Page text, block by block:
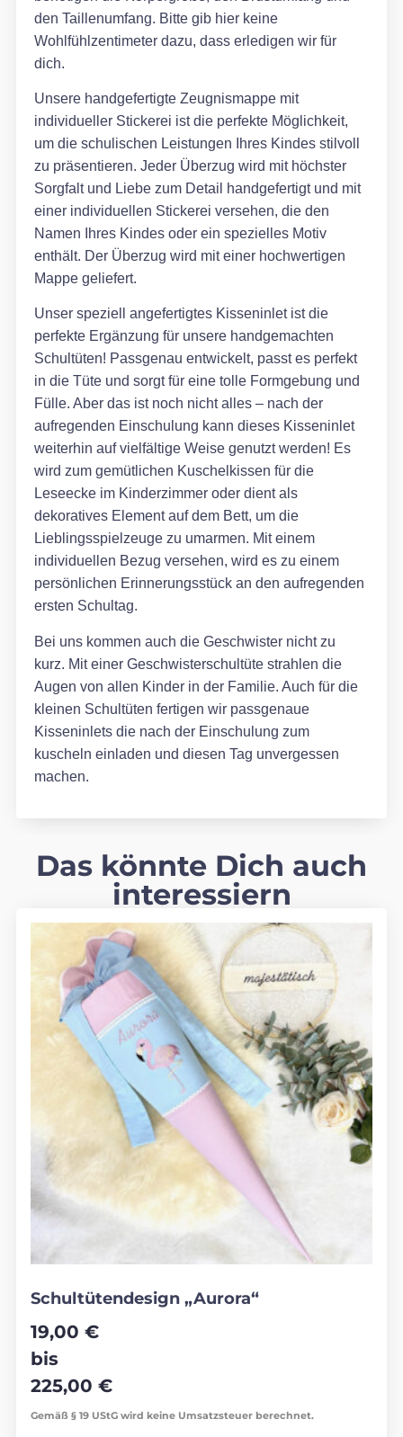
den Taillenumfang. Bitte gib hier keine
Wohlfühlzentimeter dazu, dass erledigen wir für
dich.
Unsere handgefertigte Zeugnismappe mit
individueller Stickerei ist die perfekte Möglichkeit,
um die schulischen Leistungen Ihres Kindes stilvoll
zu präsentieren. Jeder Überzug wird mit höchster
Sorgfalt und Liebe zum Detail handgefertigt und mit
einer individuellen Stickerei versehen, die den
Namen Ihres Kindes oder ein spezielles Motiv
enthält. Der Überzug wird mit einer hochwertigen
Mappe geliefert.
Unser speziell angefertigtes Kisseninlet ist die
perfekte Ergänzung für unsere handgemachten
Schultüten! Passgenau entwickelt, passt es perfekt
in die Tüte und sorgt für eine tolle Formgebung und
Fülle. Aber das ist noch nicht alles – nach der
aufregenden Einschulung kann dieses Kisseninlet
weiterhin auf vielfältige Weise genutzt werden! Es
wird zum gemütlichen Kuschelkissen für die
Leseecke im Kinderzimmer oder dient als
dekoratives Element auf dem Bett, um die
Lieblingsspielzeuge zu umarmen. Mit einem
individuellen Bezug versehen, wird es zu einem
persönlichen Erinnerungsstück an den aufregenden
ersten Schultag.
Bei uns kommen auch die Geschwister nicht zu
kurz. Mit einer Geschwisterschultüte strahlen die
Augen von allen Kinder in der Familie. Auch für die
kleinen Schultüten fertigen wir passgenaue
Kisseninlets die nach der Einschulung zum
kuscheln einladen und diesen Tag unvergessen
machen.
Das könnte Dich auch
interessiern
Schultütendesign „Aurora“
19,00 €
bis
225,00 €
Gemäß § 19 UStG wird keine Umsatzsteuer berechnet.